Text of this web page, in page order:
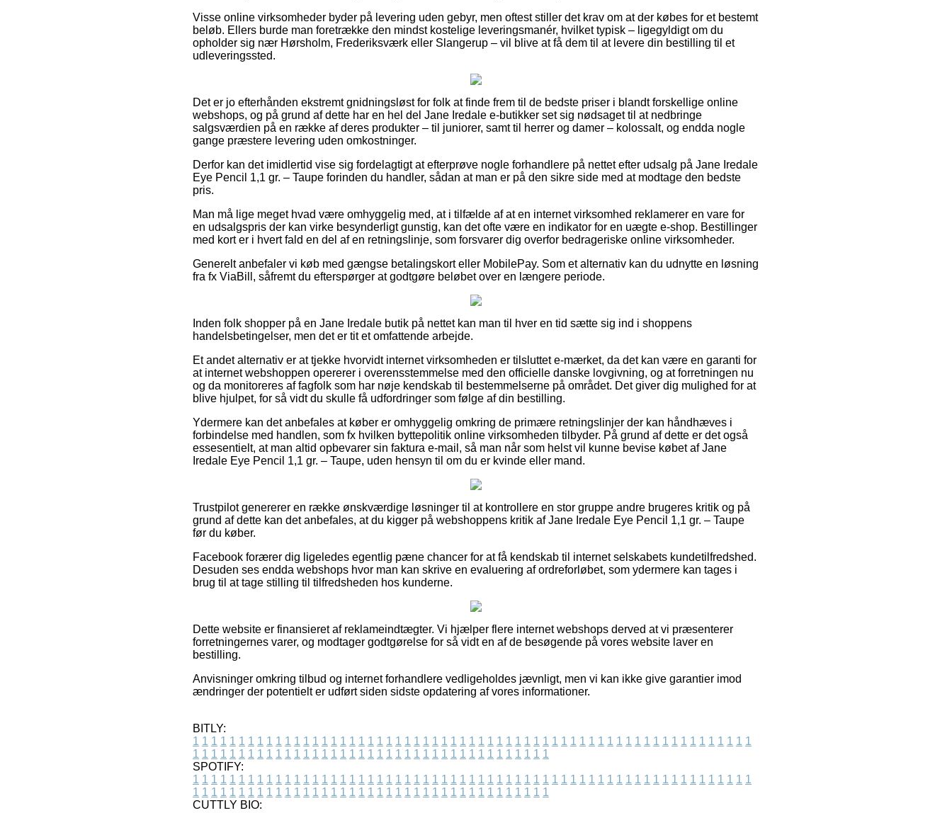
Visse online virksomheder byder på levering uden gebyr, men oftest stiller det krav om at der købes for et bestemt
beløb. Ellers burde man foretrække den mindst kostelige leveringsmanér, hvilket typisk – ligegyldigt om du
opholder sig nær Hørsholm, Frederiksværk eller Slangerup – vil blive at få dem til at levere din bestilling til et
udleveringssted.
Det er jo efterhånden ekstremt gnidningsløst for folk at finde frem til de bedste priser i blandt forskellige online
webshops, og på grund af dette har en hel del Jane Iredale e-butikker set sig nødsaget til at nedbringe
salgsværdien på en række af deres produkter – til juniorer, samt til herrer og damer – kolossalt, og endda nogle
gange præstere levering uden omkostninger.
Derfor kan det imidlertid vise sig fordelagtigt at efterprøve nogle forhandlere på nettet efter udsalg på Jane Iredale
Eye Pencil 1,1 gr. – Taupe forinden du handler, sådan at man er på den sikre side med at modtage den bedste
pris.
Man må lige meget hvad være omhyggelig med, at i tilfælde af at en internet virksomhed reklamerer en vare for
en udsalgspris der kan virke besynderligt gunstig, kan det ofte være en indikator for en uægte e-shop. Bestillinger
med kort er i hvert fald en del af en retningslinje, som forsvarer dig overfor bedrageriske online virksomheder.
Generelt anbefaler vi køb med gængse betalingskort eller MobilePay. Som et alternativ kan du udnytte en løsning
fra fx ViaBill, såfremt du efterspørger at godtgøre beløbet over en længere periode.
Inden folk shopper på en Jane Iredale butik på nettet kan man til hver en tid sætte sig ind i shoppens
handelsbetingelser, men det er tit et omfattende arbejde.
Et andet alternativ er at tjekke hvorvidt internet virksomheden er tilsluttet e-mærket, da det kan være en garanti for
at internet webshoppen opererer i overensstemmelse med den officielle danske lovgivning, og at forretningen nu
og da monitoreres af fagfolk som har nøje kendskab til bestemmelserne på området. Det giver dig mulighed for at
blive hjulpet, for så vidt du skulle få udfordringer som følge af din bestilling.
Ydermere kan det anbefales at køber er omhyggelig omkring de primære retningslinjer der kan håndhæves i
forbindelse med handlen, som fx hvilken byttepolitik online virksomheden tilbyder. På grund af dette er det også
essesentielt, at man altid opbevarer sin faktura e-mail, så man når som helst vil kunne bevise købet af Jane
Iredale Eye Pencil 1,1 gr. – Taupe, uden hensyn til om du er kvinde eller mand.
Trustpilot genererer en række ønskværdige løsninger til at kontrollere en stor gruppe andre brugeres kritik og på
grund af dette kan det anbefales, at du kigger på webshoppens kritik af Jane Iredale Eye Pencil 1,1 gr. – Taupe
før du køber.
Facebook forærer dig ligeledes egentlig pæne chancer for at få kendskab til internet selskabets kundetilfredshed.
Desuden ses endda webshops hvor man kan skrive en evaluering af ordreforløbet, som ydermere kan tages i
brug til at tage stilling til tilfredsheden hos kunderne.
Dette website er finansieret af reklameindtægter. Vi hjælper flere internet webshops derved at vi præsenterer
forretningernes varer, og modtager godtgørelse for så vidt en af de besøgende på vores website laver en
bestilling.
Anvisninger omkring tilbud og internet forhandlere vedligeholdes jævnligt, men vi kan ikke give garantier imod
ændringer der potentielt er udført siden sidste opdatering af vores informationer.
BITLY:
1 1 1 1 1 1 1 1 1 1 1 1 1 1 1 1 1 1 1 1 1 1 1 1 1 1 1 1 1 1 1 1 1 1 1 1 1 1 1 1 1 1 1 1 1 1 1 1 1 1 1 1 1 1 1 1 1 1 1 1 1
1 1 1 1 1 1 1 1 1 1 1 1 1 1 1 1 1 1 1 1 1 1 1 1 1 1 1 1 1 1 1 1 1 1 1 1 1 1 1
SPOTIFY:
1 1 1 1 1 1 1 1 1 1 1 1 1 1 1 1 1 1 1 1 1 1 1 1 1 1 1 1 1 1 1 1 1 1 1 1 1 1 1 1 1 1 1 1 1 1 1 1 1 1 1 1 1 1 1 1 1 1 1 1 1
1 1 1 1 1 1 1 1 1 1 1 1 1 1 1 1 1 1 1 1 1 1 1 1 1 1 1 1 1 1 1 1 1 1 1 1 1 1 1
CUTTLY BIO: